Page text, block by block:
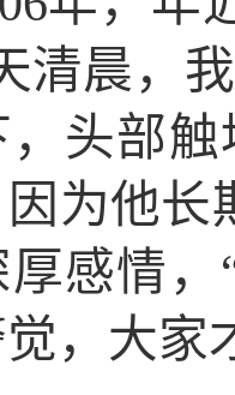
清晨，
，头部
为他长
感情
，大家